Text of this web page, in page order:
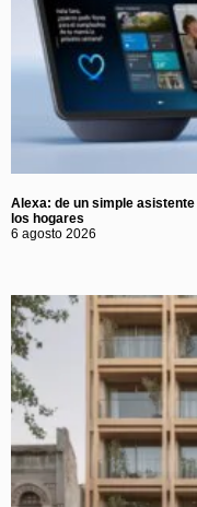
Alexa: de un simple
los hogares
6 agosto 2026